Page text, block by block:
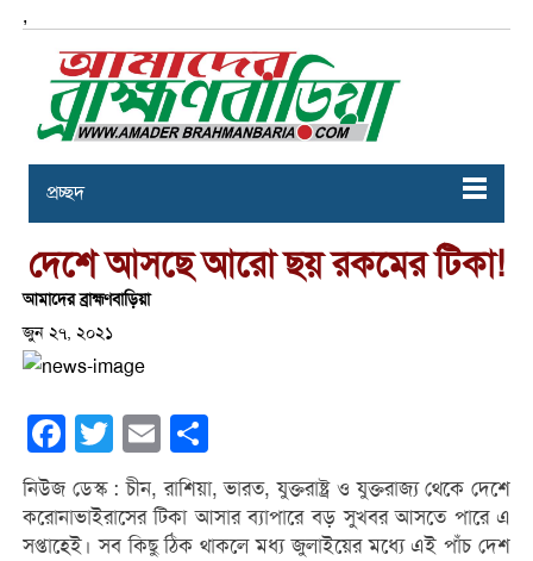
,
প্রচ্ছদ
দেশে আসছে আরো ছয় রকমের টিকা!
আমাদের ব্রাহ্মণবাড়িয়া
জুন ২৭, ২০২১
Facebook
Twitter Email
নিউজ ডেস্ক : চীন, রাশিয়া, ভারত, যুক্তরাষ্ট্র ও যুক্তরাজ্য থেকে দেশে
করোনাভাইরাসের টিকা আসার ব্যাপারে বড় সুখবর আসতে পারে এ
সপ্তাহেই। সব কিছু ঠিক থাকলে মধ্য জুলাইয়ের মধ্যে এই পাঁচ দেশ